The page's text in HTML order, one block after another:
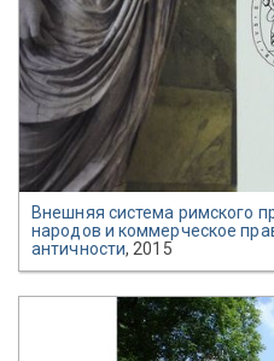
Внешняя система римского
народов и коммерческое
античности, 2015